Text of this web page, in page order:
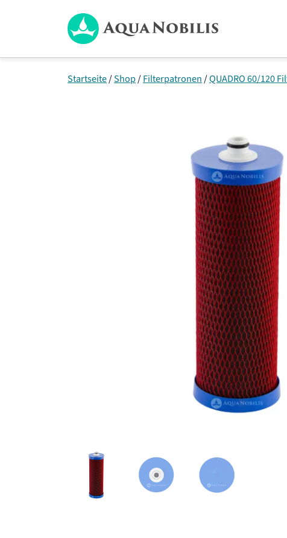
Startseite/Shop/Filterpatronen/QUADRO 60/120